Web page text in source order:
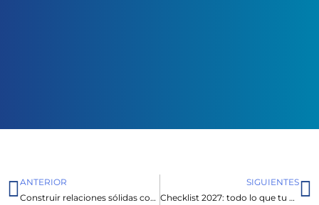
Prev
ANTERIOR
Construir relaciones sólidas con tiendas y distribuidores aliados, la clave para el éxito en la distribución de consumo masivo
SIGUIENTES
Checklist 2027: todo lo que tu marca necesita antes de lanzarse en Colombia